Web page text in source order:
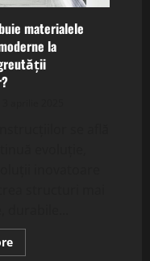
materialele
la
Read
more